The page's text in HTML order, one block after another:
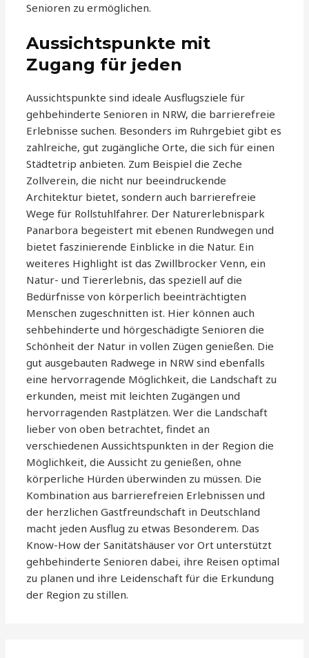
Senioren zu ermöglichen.
Aussichtspunkte mit
Zugang für jeden
Aussichtspunkte sind ideale Ausflugsziele für
gehbehinderte Senioren in NRW, die barrierefreie
Erlebnisse suchen. Besonders im Ruhrgebiet gibt es
zahlreiche, gut zugängliche Orte, die sich für einen
Städtetrip anbieten. Zum Beispiel die Zeche
Zollverein, die nicht nur beeindruckende
Architektur bietet, sondern auch barrierefreie
Wege für Rollstuhlfahrer. Der Naturerlebnispark
Panarbora begeistert mit ebenen Rundwegen und
bietet faszinierende Einblicke in die Natur. Ein
weiteres Highlight ist das Zwillbrocker Venn, ein
Natur- und Tiererlebnis, das speziell auf die
Bedürfnisse von körperlich beeinträchtigten
Menschen zugeschnitten ist. Hier können auch
sehbehinderte und hörgeschädigte Senioren die
Schönheit der Natur in vollen Zügen genießen. Die
gut ausgebauten Radwege in NRW sind ebenfalls
eine hervorragende Möglichkeit, die Landschaft zu
erkunden, meist mit leichten Zugängen und
hervorragenden Rastplätzen. Wer die Landschaft
lieber von oben betrachtet, findet an
verschiedenen Aussichtspunkten in der Region die
Möglichkeit, die Aussicht zu genießen, ohne
körperliche Hürden überwinden zu müssen. Die
Kombination aus barrierefreien Erlebnissen und
der herzlichen Gastfreundschaft in Deutschland
macht jeden Ausflug zu etwas Besonderem. Das
Know-How der Sanitätshäuser vor Ort unterstützt
gehbehinderte Senioren dabei, ihre Reisen optimal
zu planen und ihre Leidenschaft für die Erkundung
der Region zu stillen.